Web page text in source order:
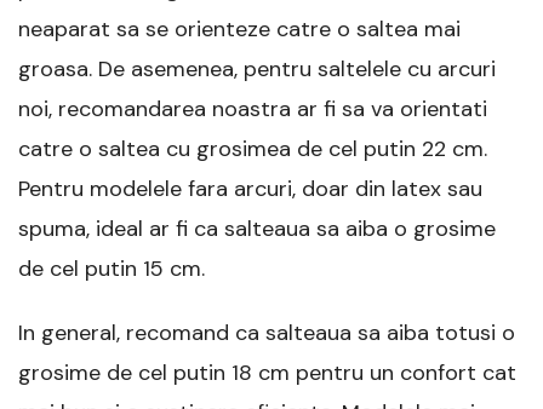
neaparat sa se orienteze catre o saltea mai
groasa. De asemenea, pentru saltelele cu arcuri
noi, recomandarea noastra ar fi sa va orientati
catre o saltea cu grosimea de cel putin 22 cm.
Pentru modelele fara arcuri, doar din latex sau
spuma, ideal ar fi ca salteaua sa aiba o grosime
de cel putin 15 cm.
In general, recomand ca salteaua sa aiba totusi o
grosime de cel putin 18 cm pentru un confort cat